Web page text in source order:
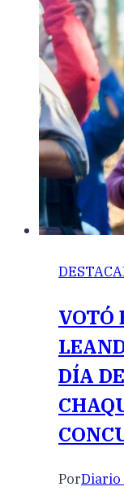
VOTÓ
DÍA
PorDiario